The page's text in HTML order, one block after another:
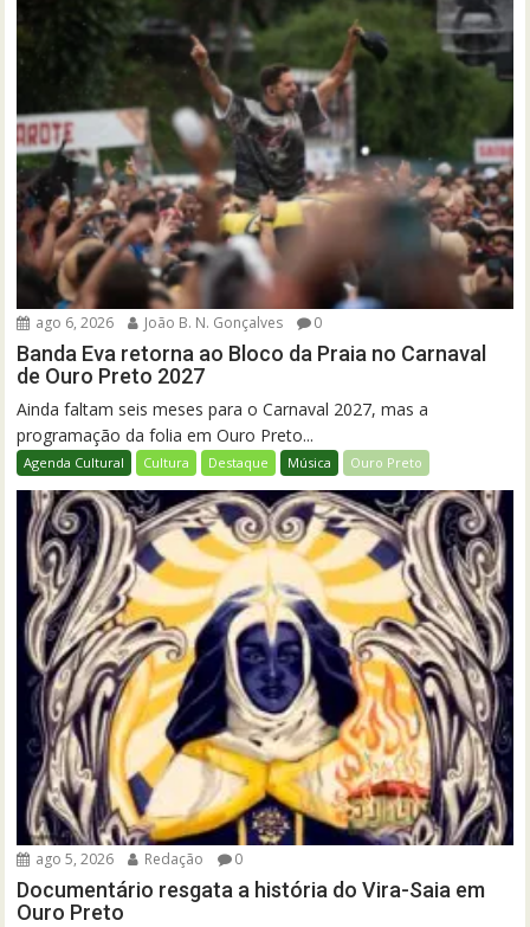
ago 6, 2026 João B. N. Gonçalves 0
Banda Eva retorna ao Bloco da Praia no Carnaval
de Ouro Preto 2027
Ainda faltam seis meses para o Carnaval 2027, mas a
programação da folia em Ouro Preto...
Agenda Cultural Cultura Destaque Música Ouro Preto
ago 5, 2026 Redação 0
Documentário resgata a história do Vira-Saia em
Ouro Preto